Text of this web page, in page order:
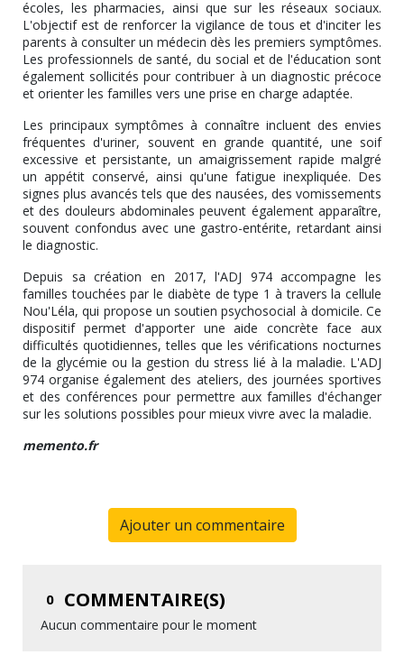
écoles, les pharmacies, ainsi que sur les réseaux sociaux.
L'objectif est de renforcer la vigilance de tous et d'inciter les
parents à consulter un médecin dès les premiers symptômes.
Les professionnels de santé, du social et de l'éducation sont
également sollicités pour contribuer à un diagnostic précoce
et orienter les familles vers une prise en charge adaptée.
Les principaux symptômes à connaître incluent des envies
fréquentes d'uriner, souvent en grande quantité, une soif
excessive et persistante, un amaigrissement rapide malgré
un appétit conservé, ainsi qu'une fatigue inexpliquée. Des
signes plus avancés tels que des nausées, des vomissements
et des douleurs abdominales peuvent également apparaître,
souvent confondus avec une gastro-entérite, retardant ainsi
le diagnostic.
Depuis sa création en 2017, l'ADJ 974 accompagne les
familles touchées par le diabète de type 1 à travers la cellule
Nou'Léla, qui propose un soutien psychosocial à domicile. Ce
dispositif permet d'apporter une aide concrète face aux
difficultés quotidiennes, telles que les vérifications nocturnes
de la glycémie ou la gestion du stress lié à la maladie. L'ADJ
974 organise également des ateliers, des journées sportives
et des conférences pour permettre aux familles d'échanger
sur les solutions possibles pour mieux vivre avec la maladie.
memento.fr
Ajouter un commentaire
0 COMMENTAIRE(S)
Aucun commentaire pour le moment